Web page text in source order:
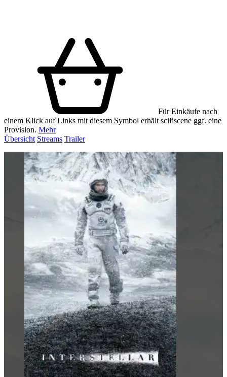
Für Einkäufe nach
einem Klick auf Links mit diesem Symbol erhält scifiscene ggf. eine
Provision. Mehr
Übersicht Streams Trailer